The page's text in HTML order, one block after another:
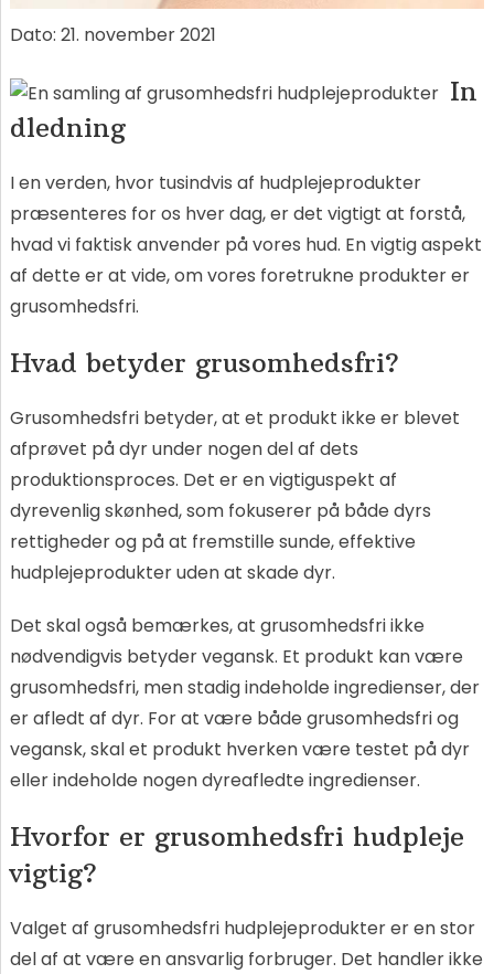
Dato: 21. november 2021
In
dledning
I en verden, hvor tusindvis af hudplejeprodukter
præsenteres for os hver dag, er det vigtigt at forstå,
hvad vi faktisk anvender på vores hud. En vigtig aspekt
af dette er at vide, om vores foretrukne produkter er
grusomhedsfri.
Hvad betyder grusomhedsfri?
Grusomhedsfri betyder, at et produkt ikke er blevet
afprøvet på dyr under nogen del af dets
produktionsproces. Det er en vigtiguspekt af
dyrevenlig skønhed, som fokuserer på både dyrs
rettigheder og på at fremstille sunde, effektive
hudplejeprodukter uden at skade dyr.
Det skal også bemærkes, at grusomhedsfri ikke
nødvendigvis betyder vegansk. Et produkt kan være
grusomhedsfri, men stadig indeholde ingredienser, der
er afledt af dyr. For at være både grusomhedsfri og
vegansk, skal et produkt hverken være testet på dyr
eller indeholde nogen dyreafledte ingredienser.
Hvorfor er grusomhedsfri hudpleje
vigtig?
Valget af grusomhedsfri hudplejeprodukter er en stor
del af at være en ansvarlig forbruger. Det handler ikke